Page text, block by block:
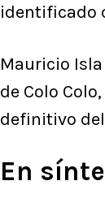
identificado
Mauricio
de Colo
definitivo
En